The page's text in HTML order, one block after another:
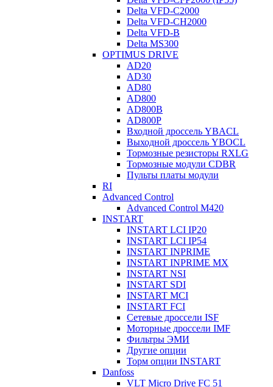
Delta VFD-C2000
Delta VFD-CH2000
Delta VFD-B
Delta MS300
OPTIMUS DRIVE
AD20
AD30
AD80
AD800
AD800B
AD800P
Входной дроссель YBACL
Выходной дроссель YBOCL
Тормозные резисторы RXLG
Тормозные модули CDBR
Пульты платы модули
RI
Advanced Control
Advanced Control M420
INSTART
INSTART LCI IP20
INSTART LCI IP54
INSTART INPRIME
INSTART INPRIME MX
INSTART NSI
INSTART SDI
INSTART MCI
INSTART FCI
Сетевые дроссели ISF
Моторные дроссели IMF
Фильтры ЭМИ
Другие опции
Торм опции INSTART
Danfoss
VLT Micro Drive FC 51